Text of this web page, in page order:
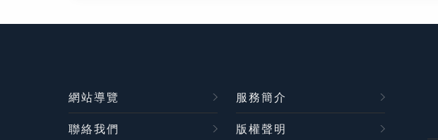
網站導覽 服務簡介
聯絡我們 版權聲明